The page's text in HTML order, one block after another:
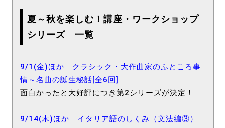
夏～秋を楽しむ！講座・ワークショップ
シリーズ 一覧
9/1(金)ほか クラシック・大作曲家のふところ事
情～名曲の誕生秘話[全6回]
面白かったと大好評につき第2シリーズが決定！
9/14(木)ほか イタリア語のしくみ（文法編③）